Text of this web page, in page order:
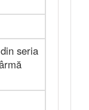
seria